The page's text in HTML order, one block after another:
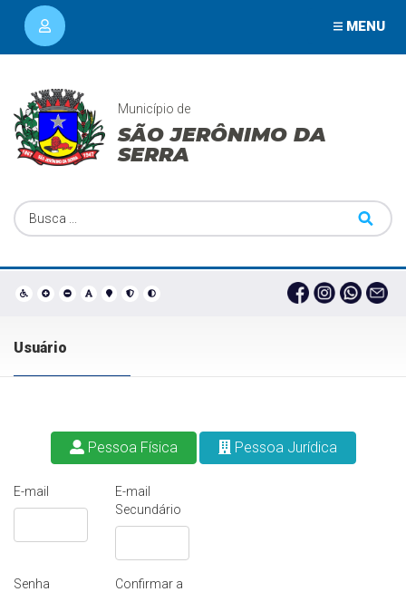
MENU
Município de
SÃO JERÔNIMO DA
SERRA
Usuário
Pessoa Física Pessoa Jurídica
E-mail
E-mail
Secundário
Senha
Confirmar a